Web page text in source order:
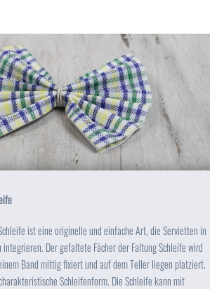
ist eine originelle und einfache Art, die Servietten in
integrieren. Der gefaltete Fächer der Faltung Schleife wird
Band mittig fixiert und auf dem Teller liegen platziert.
Schleifenform. Die Schleife kann mit